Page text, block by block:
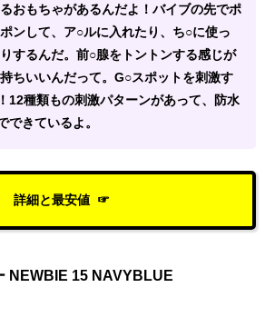
おもちゃがあるんだよ！バイブの先でポ
ンして、ア○ルに入れたり、ち○に使っ
するんだ。前○腺をトントンする感じが
ちいいんだって。G○スポットを刺激す
12種類もの刺激パターンがあって、防水
できているよ。
詳細と最安値
NEWBIE 15 NAVYBLUE